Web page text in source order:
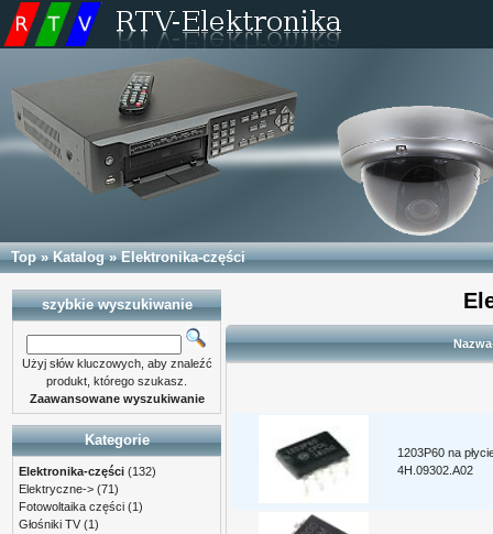
Top»Katalog»Elektronika-części
1203P60 na
4H.09302.A02
szybkie wyszukiwanie
Użyj słów kluczowych, aby znaleźć
produkt, którego szukasz.
Zaawansowane wyszukiwanie
Kategorie
Elektronika-części (132)
Elektryczne-> (71)
Fotowoltaika części (1)
Głośniki TV (1)